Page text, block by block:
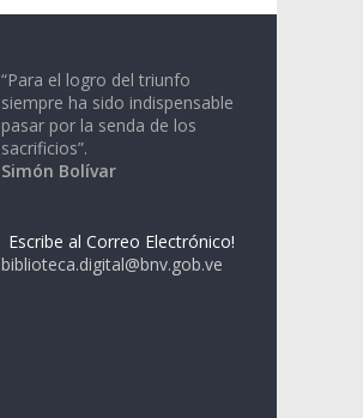
“Para el logro del triunfo
siempre ha sido indispensable
pasar por la senda de los
sacrificios”.
Simón Bolívar
Escribe al Correo Electrónico!
biblioteca.digital@bnv.gob.ve